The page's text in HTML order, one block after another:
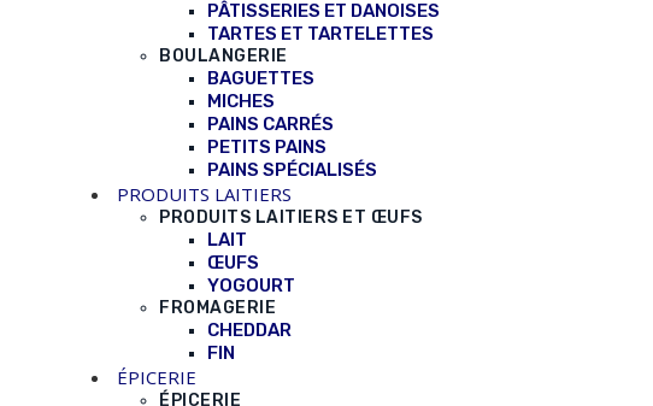
PÂTISSERIES ET DANOISES
TARTES ET TARTELETTES
BOULANGERIE
BAGUETTES
MICHES
PAINS CARRÉS
PETITS PAINS
PAINS SPÉCIALISÉS
PRODUITS LAITIERS
PRODUITS LAITIERS ET ŒUFS
LAIT
ŒUFS
YOGOURT
FROMAGERIE
CHEDDAR
FIN
ÉPICERIE
ÉPICERIE